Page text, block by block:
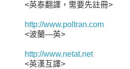
<英泰翻譯，需要先註冊>
http://www.poltran.com
<波蘭—英>
http://www.netat.net
<英漢互譯>